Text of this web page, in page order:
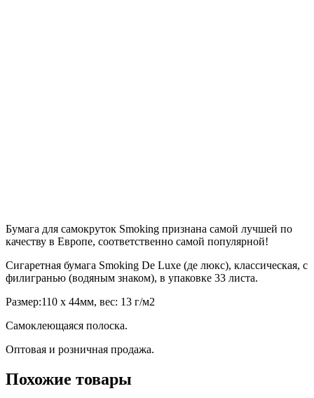
Бумага для самокруток Smoking признана самой лучшей по
качеству в Европе, соответственно самой популярной!
Сигаретная бумага Smoking De Luxe (де люкс), классическая, с
филигранью (водяным знаком), в упаковке 33 листа.
Размер:110 х 44мм, вес: 13 г/м2
Самоклеющаяся полоска.
Oптовая и розничная продажа.
Похожие товары